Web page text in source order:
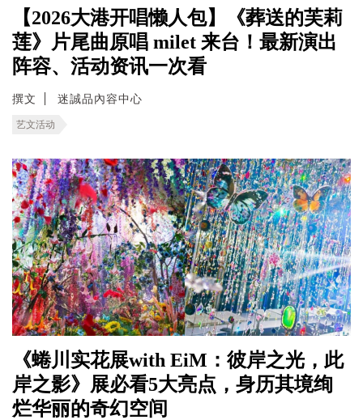
【2026大港开唱懒人包】《葬送的芙莉
莲》片尾曲原唱 milet 来台！最新演出
阵容、活动资讯一次看
撰文 迷誠品內容中心
艺文活动
《蜷川实花展with EiM：彼岸之光，此
岸之影》展必看5大亮点，身历其境绚
烂华丽的奇幻空间